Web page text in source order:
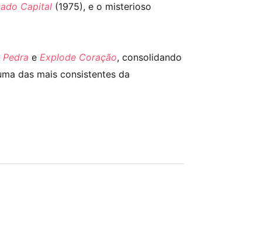
Capital (1975), e o misterioso
e Explode Coração, consolidando
das mais consistentes da